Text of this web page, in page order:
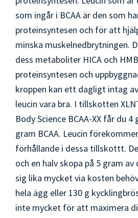
som ingår i BCAA är den som
proteinsyntesen och för att
minska muskelnedbrytningen.
dess metaboliter HICA och
proteinsyntesen och
kroppen kan ett dagligt intag
leucin vara bra. I tillskotten
Body Science BCAA-XX får du
gram BCAA. Leucin
förhållande i dessa tillskottt.
och en halv skopa på 5 gram
sig lika mycket via kosten
hela ägg eller 130 g
inte mycket för att maximera